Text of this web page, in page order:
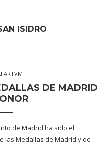
ISIDRO
ARTVM
DE MADRID
de Madrid ha sido el
las Medallas de Madrid y de